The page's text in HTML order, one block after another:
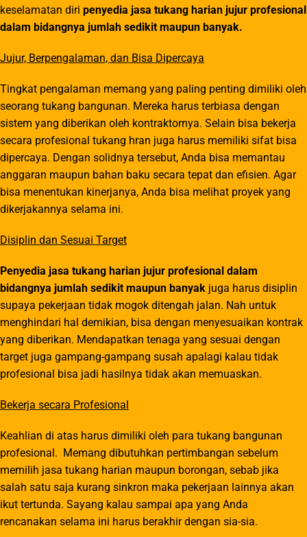
keselamatan diri penyedia jasa tukang harian jujur profesional
dalam bidangnya jumlah sedikit maupun banyak.
Jujur, Berpengalaman, dan Bisa Dipercaya
Tingkat pengalaman memang yang paling penting dimiliki oleh
seorang tukang bangunan. Mereka harus terbiasa dengan
sistem yang diberikan oleh kontraktornya. Selain bisa bekerja
secara profesional tukang hran juga harus memiliki sifat bisa
dipercaya. Dengan solidnya tersebut, Anda bisa memantau
anggaran maupun bahan baku secara tepat dan efisien. Agar
bisa menentukan kinerjanya, Anda bisa melihat proyek yang
dikerjakannya selama ini.
Disiplin dan Sesuai Target
Penyedia jasa tukang harian jujur profesional dalam
bidangnya jumlah sedikit maupun banyak juga harus disiplin
supaya pekerjaan tidak mogok ditengah jalan. Nah untuk
menghindari hal demikian, bisa dengan menyesuaikan kontrak
yang diberikan. Mendapatkan tenaga yang sesuai dengan
target juga gampang-gampang susah apalagi kalau tidak
profesional bisa jadi hasilnya tidak akan memuaskan.
Bekerja secara Profesional
Keahlian di atas harus dimiliki oleh para tukang bangunan
profesional. Memang dibutuhkan pertimbangan sebelum
memilih jasa tukang harian maupun borongan, sebab jika
salah satu saja kurang sinkron maka pekerjaan lainnya akan
ikut tertunda. Sayang kalau sampai apa yang Anda
rencanakan selama ini harus berakhir dengan sia-sia.